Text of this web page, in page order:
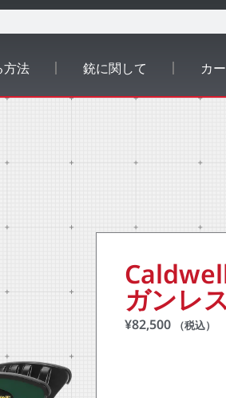
方法 銃に関して カ
ガンレ
¥82,500 （税込）